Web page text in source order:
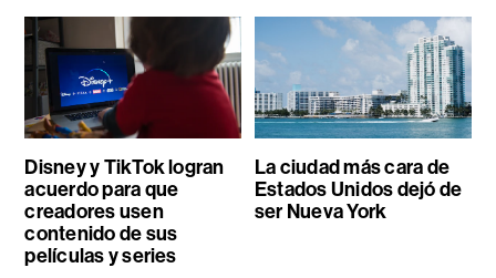
Disney y TikTok logran
acuerdo para que
creadores usen
contenido de sus
películas y series
La ciudad más cara de
Estados Unidos dejó de
ser Nueva York